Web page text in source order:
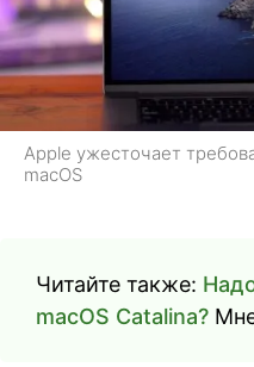
Apple ужесточает
macOS
Читайте также:
macOS Catalina?